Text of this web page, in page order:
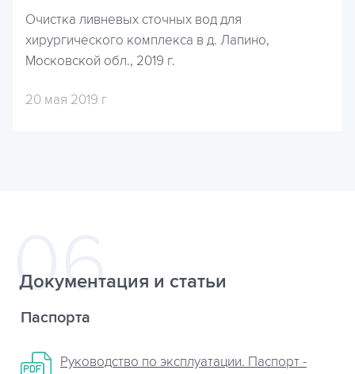
Очистка ливневых сточных вод для
хирургического комплекса в д. Лапино,
Московской обл., 2019 г.
20 мая 2019 г
Документация и статьи
Паспорта
Руководство по эксплуатации. Паспорт -